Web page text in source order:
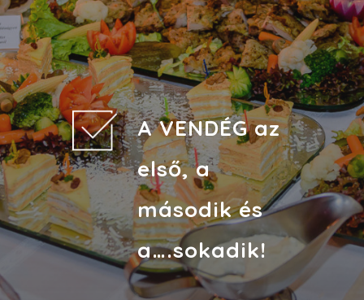
A VENDÉG az
első, a
második és
a….sokadik!